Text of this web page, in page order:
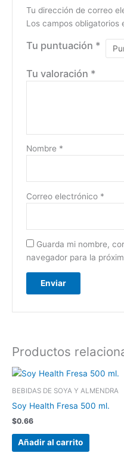
Tu dirección de correo
Los campos obligatorios
Tu puntuación *
Tu valoración *
Nombre *
Correo electrónico *
Guarda mi nombre,
navegador para la
Productos
BEBIDAS DE SOYA Y ALMENDRA
Soy Health Fresa 500 ml.
$0.66
Añadir al carrito